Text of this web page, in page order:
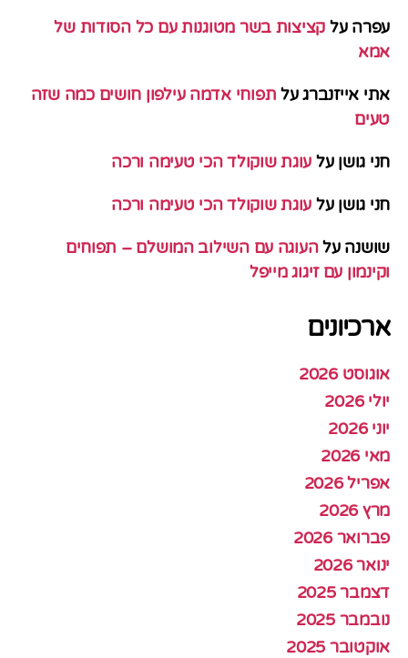
עפרה על קציצות בשר מטוגנות עם כל הסודות של
אמא
אתי אייזנברגעל תפוחי אדמה עילפון חושים כמה שזה
טעים
חני גושן על עוגת שוקולד הכי טעימה ורכה
חני גושן על עוגת שוקולד הכי טעימה ורכה
שושנה עלהעוגה עם השילוב המושלם – תפוחים
וקינמון עם זיגוג מייפל
ארכיונים
אוגוסט 2026
יולי 2026
יוני 2026
מאי 2026
אפריל 2026
מרץ 2026
פברואר 2026
ינואר 2026
דצמבר 2025
נובמבר 2025
אוקטובר 2025